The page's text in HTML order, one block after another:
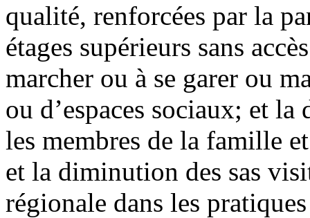
qualité, renforcées par la
étages supérieurs sans
marcher ou à se garer ou
ou d’espaces sociaux; et
les membres de la famille
et la diminution des sas
régionale dans les